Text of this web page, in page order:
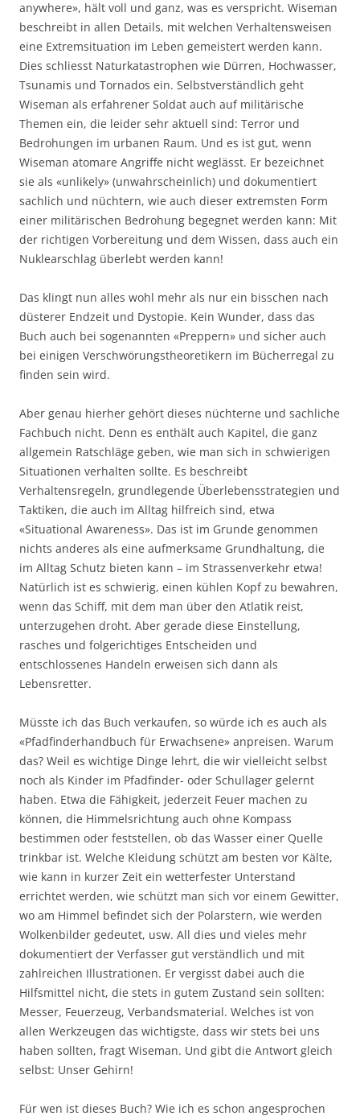
anywhere», hält voll und ganz, was es verspricht. Wiseman
beschreibt in allen Details, mit welchen Verhaltensweisen
eine Extremsituation im Leben gemeistert werden kann.
Dies schliesst Naturkatastrophen wie Dürren, Hochwasser,
Tsunamis und Tornados ein. Selbstverständlich geht
Wiseman als erfahrener Soldat auch auf militärische
Themen ein, die leider sehr aktuell sind: Terror und
Bedrohungen im urbanen Raum. Und es ist gut, wenn
Wiseman atomare Angriffe nicht weglässt. Er bezeichnet
sie als «unlikely» (unwahrscheinlich) und dokumentiert
sachlich und nüchtern, wie auch dieser extremsten Form
einer militärischen Bedrohung begegnet werden kann: Mit
der richtigen Vorbereitung und dem Wissen, dass auch ein
Nuklearschlag überlebt werden kann!
Das klingt nun alles wohl mehr als nur ein bisschen nach
düsterer Endzeit und Dystopie. Kein Wunder, dass das
Buch auch bei sogenannten «Preppern» und sicher auch
bei einigen Verschwörungstheoretikern im Bücherregal zu
finden sein wird.
Aber genau hierher gehört dieses nüchterne und sachliche
Fachbuch nicht. Denn es enthält auch Kapitel, die ganz
allgemein Ratschläge geben, wie man sich in schwierigen
Situationen verhalten sollte. Es beschreibt
Verhaltensregeln, grundlegende Überlebensstrategien und
Taktiken, die auch im Alltag hilfreich sind, etwa
«Situational Awareness». Das ist im Grunde genommen
nichts anderes als eine aufmerksame Grundhaltung, die
im Alltag Schutz bieten kann – im Strassenverkehr etwa!
Natürlich ist es schwierig, einen kühlen Kopf zu bewahren,
wenn das Schiff, mit dem man über den Atlatik reist,
unterzugehen droht. Aber gerade diese Einstellung,
rasches und folgerichtiges Entscheiden und
entschlossenes Handeln erweisen sich dann als
Lebensretter.
Müsste ich das Buch verkaufen, so würde ich es auch als
«Pfadfinderhandbuch für Erwachsene» anpreisen. Warum
das? Weil es wichtige Dinge lehrt, die wir vielleicht selbst
noch als Kinder im Pfadfinder- oder Schullager gelernt
haben. Etwa die Fähigkeit, jederzeit Feuer machen zu
können, die Himmelsrichtung auch ohne Kompass
bestimmen oder feststellen, ob das Wasser einer Quelle
trinkbar ist. Welche Kleidung schützt am besten vor Kälte,
wie kann in kurzer Zeit ein wetterfester Unterstand
errichtet werden, wie schützt man sich vor einem Gewitter,
wo am Himmel befindet sich der Polarstern, wie werden
Wolkenbilder gedeutet, usw. All dies und vieles mehr
dokumentiert der Verfasser gut verständlich und mit
zahlreichen Illustrationen. Er vergisst dabei auch die
Hilfsmittel nicht, die stets in gutem Zustand sein sollten:
Messer, Feuerzeug, Verbandsmaterial. Welches ist von
allen Werkzeugen das wichtigste, dass wir stets bei uns
haben sollten, fragt Wiseman. Und gibt die Antwort gleich
selbst: Unser Gehirn!
Für wen ist dieses Buch? Wie ich es schon angesprochen